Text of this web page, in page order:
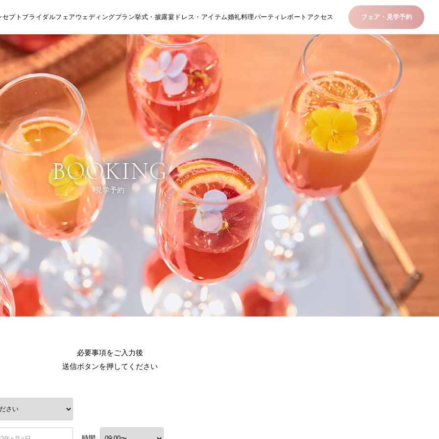
セプト ブライダルフェア ウェディングプラン挙式・披露宴 ドレス・アイテム婚礼料理パーティレポート アクセス フェア・見学予約
BOOKING
見学予約
必要事項をご入力後
送信ボタンを押してください